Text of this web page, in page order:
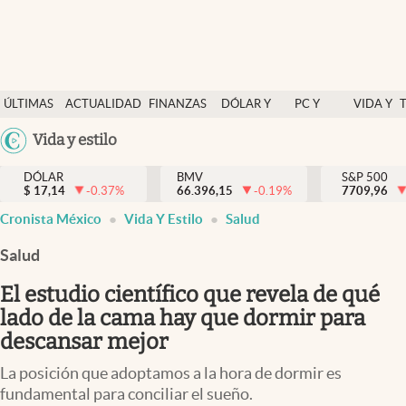
ÚLTIMAS
NOTICIAS
ACTUALIDAD
FINANZAS
DÓLAR Y
PC Y
VIDA Y
México
Vida y estilo
Actualidad
Finanzas y economía
Dólar y mercados
Pc y celular
Vida y estilo
Tv
DÓLAR
$ 17,14 -0.37%
BMV
66.396,15
-0.19%
S&P 500
7709,96
Cronista México Vida Y Estilo Salud
Salud
El estudio científico que revela de qué
lado de la cama hay que dormir para
descansar mejor
La posición que adoptamos a la hora de dormir es
fundamental para conciliar el sueño.